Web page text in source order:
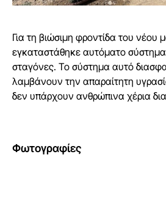
Για τη βιώσιμη φροντίδα του νέου
εγκαταστάθηκε αυτόματο
σταγόνες. Το σύστημα αυτό
λαμβάνουν την απαραίτητη
δεν υπάρχουν ανθρώπινα χέρια
Φωτογραφίες